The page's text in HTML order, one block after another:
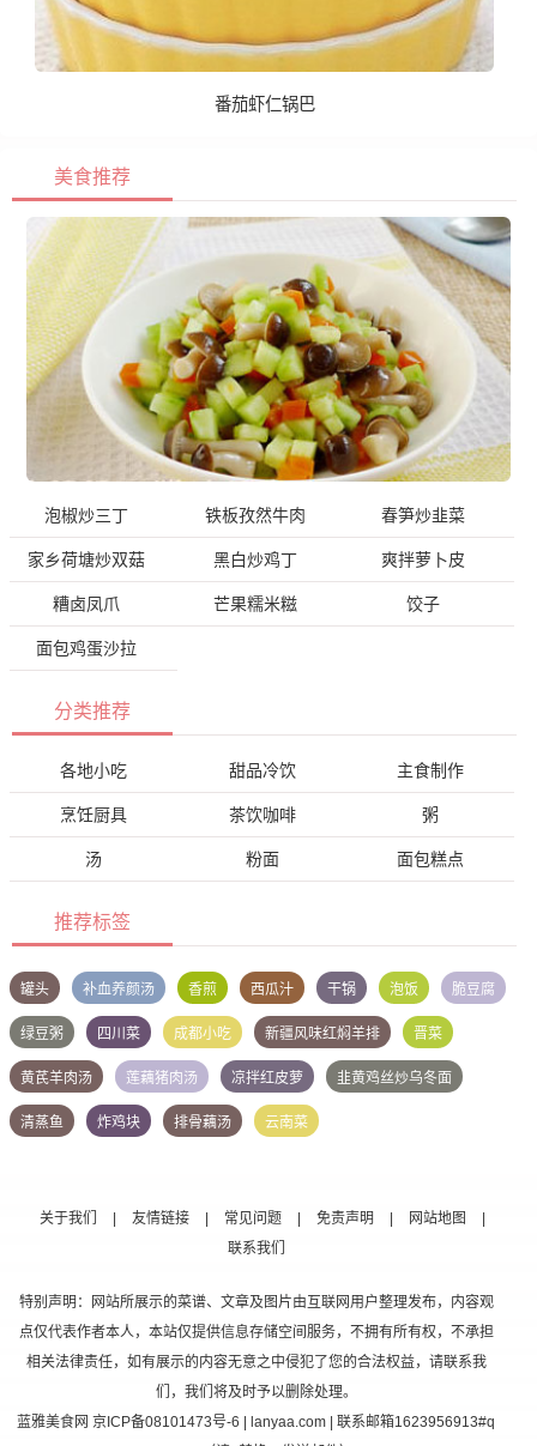
番茄虾仁锅巴
美食推荐
泡椒炒三丁 铁板孜然牛肉 春笋炒韭菜
家乡荷塘炒双菇 黑白炒鸡丁 爽拌萝卜皮
糟卤凤爪 芒果糯米糍 饺子
面包鸡蛋沙拉
分类推荐
各地小吃 甜品冷饮 主食制作
烹饪厨具 茶饮咖啡 粥
汤 粉面 面包糕点
推荐标签
罐头 补血养颜汤 香煎 西瓜汁 干锅 泡饭 脆豆腐
绿豆粥 四川菜 成都小吃 新疆风味红焖羊排 晋菜
黄芪羊肉汤 莲藕猪肉汤 凉拌红皮萝 韭黄鸡丝炒乌冬面
清蒸鱼 炸鸡块 排骨藕汤 云南菜
关于我们 友情链接 常见问题 免责声明 网站地图
联系我们
特别声明：网站所展示的菜谱、文章及图片由互联网用户整理发布，内容观
点仅代表作者本人，本站仅提供信息存储空间服务，不拥有所有权，不承担
相关法律责任，如有展示的内容无意之中侵犯了您的合法权益，请联系我
们，我们将及时予以删除处理。
蓝雅美食网 京ICP备08101473号-6 | lanyaa.com | 联系邮箱1623956913#q